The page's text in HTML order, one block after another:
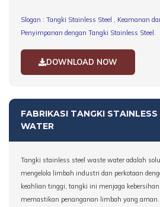
Slogan : Tangki Stainless Steel , Keamanan
Penyimpanan dengan Tangki Stainless Steel.
DOWNLOAD NOW
FABRIKASI TANGKI
WATER
Tangki stainless steel waste water adalah
mengelola limbah industri dan perkotaan
keahlian tinggi, tangki ini menjaga
memastikan penanganan limbah yang aman.